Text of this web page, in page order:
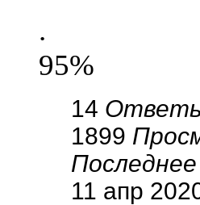
.
95%
14
1899
11 апр